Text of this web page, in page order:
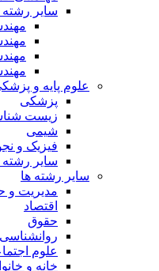
سایر رشته
مهندسی
مهندسی
مهندسی
مهندسی
علوم پایه و پزشکی
پزشکی
زیست شناسی
شیمی
فیزیک و نجوم
سایر رشته های
سایر رشته ها
مدیریت و
اقتصاد
حقوق
روانشناسی و
علوم اجتماعی
خانه و خانواده